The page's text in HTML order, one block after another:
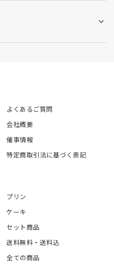
よくあるご質問
会社概要
催事情報
特定商取引法に基づく表記
プリン
ケーキ
セット商品
送料無料・送料込
全ての商品